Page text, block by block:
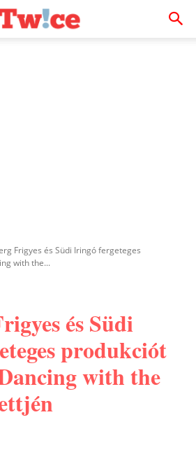
Frigyes és Südi Iringó fergeteges
with the...
és Südi
produkciót
with the